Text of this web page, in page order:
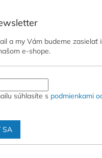
a my Vám budeme zasielať
e-shope.
súhlasíte s podmienkami
SA